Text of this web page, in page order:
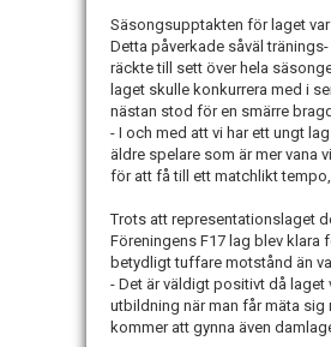
Säsongsupptakten för laget
Detta påverkade såväl
räckte till sett över hela
laget skulle konkurrera med i
nästan stod för en smärre
- I och med att vi har ett ungt
äldre spelare som är mer vana
för att få till ett matchlikt
Trots att representationslaget
Föreningens F17 lag blev klara
betydligt tuffare motstånd än
- Det är väldigt positivt då
utbildning när man får mäta
kommer att gynna även